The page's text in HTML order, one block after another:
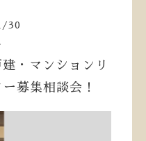
/ 30
・マンションリ
募集相談会！